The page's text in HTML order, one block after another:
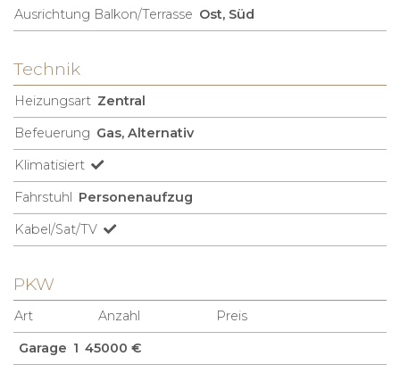
Ausrichtung Balkon/Terrasse Ost, Süd
Technik
Heizungsart Zentral
Befeuerung Gas, Alternativ
Klimatisiert
Fahrstuhl Personenaufzug
Kabel/Sat/TV
PKW
Art Anzahl
Preis
Garage 1 45000 €